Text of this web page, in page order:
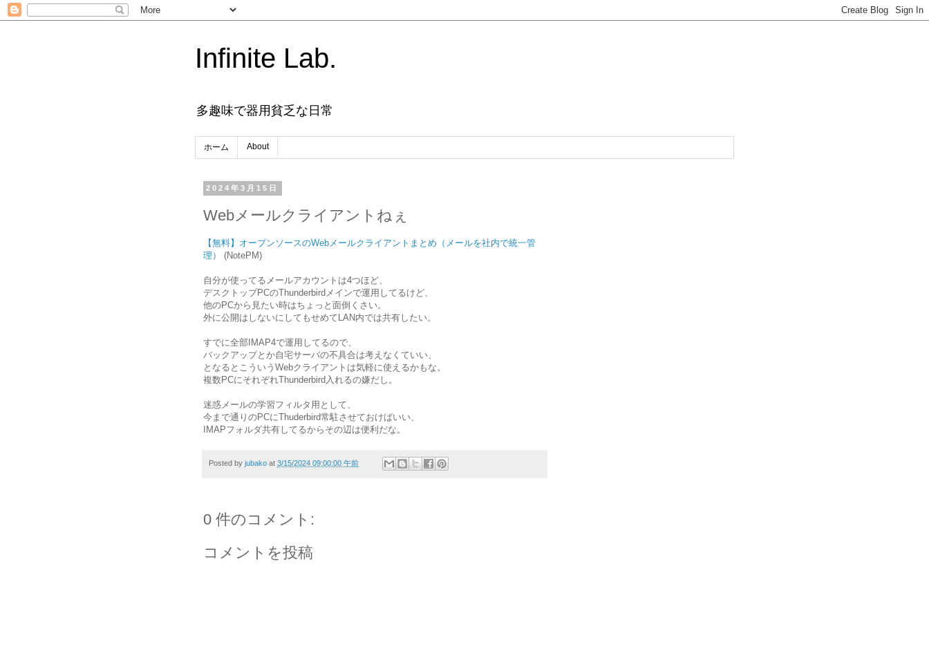
Infinite Lab.
多趣味で器用貧乏な日常
ホーム About
2024年3月15日
Webメールクライアントねぇ
【無料】オープンソースのWebメールクライアントまとめ（メールを社内で統一管
理）
(NotePM)
自分が使ってるメールアカウントは4つほど、
デスクトップPCのThunderbirdメインで運用してるけど、
他のPCから見たい時はちょっと面倒くさい。
外に公開はしないにしてもせめてLAN内では共有したい。
すでに全部IMAP4で運用してるので、
バックアップとか自宅サーバの不具合は考えなくていい、
となるとこういうWebクライアントは気軽に使えるかもな。
複数PCにそれぞれThunderbird入れるの嫌だし。
迷惑メールの学習フィルタ用として、
今まで通りのPCにThuderbird常駐させておけばいい、
IMAPフォルダ共有してるからその辺は便利だな。
Posted by jubako at 3/15/2024 09:00:00 午前
0 件のコメント:
コメントを投稿